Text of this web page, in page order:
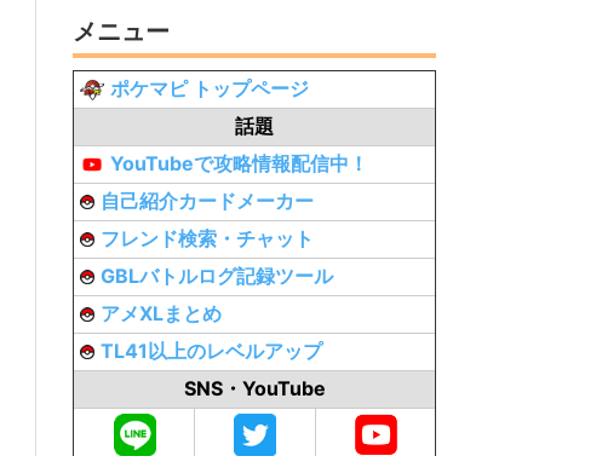
メニュー
ポケマピ トップページ
話題
YouTubeで攻略情報配信中！
自己紹介カードメーカー
フレンド検索・チャット
GBLバトルログ記録ツール
アメXLまとめ
TL41以上のレベルアップ
SNS・YouTube